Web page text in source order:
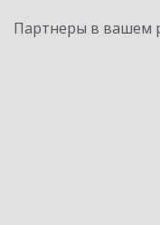
Партнеры в вашем